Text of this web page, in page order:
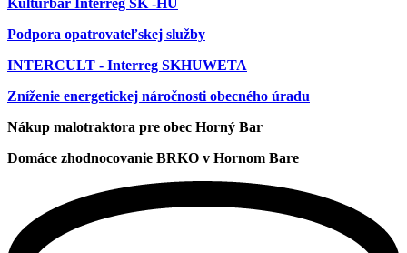
Kultúrbár Interreg SK -HU
Podpora opatrovateľskej služby
INTERCULT - Interreg SKHUWETA
Zníženie energetickej náročnosti obecného úradu
Nákup malotraktora pre obec Horný Bar
Domáce zhodnocovanie BRKO v Hornom Bare